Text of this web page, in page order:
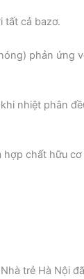
tất cả bazơ.
phản ứng
nhiệt phân
hợp chất hữu
trẻ Hà Nội